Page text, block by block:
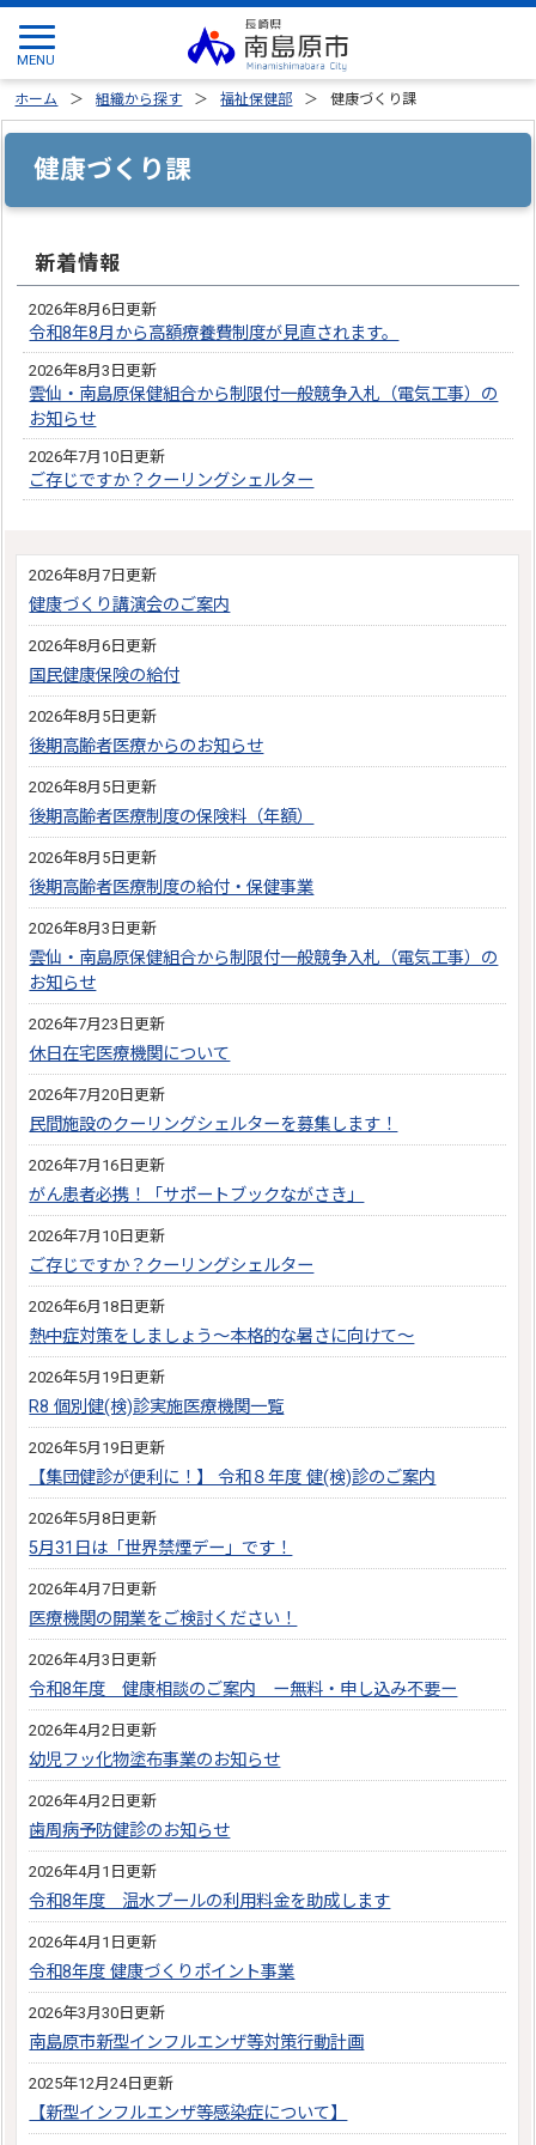
ホーム 組織から探す 福祉保健部 健康づくり課
健康づくり課
新着情報
2026年8月6日更新
令和8年8月から高額療養費制度が見直されます。
2026年8月3日更新
雲仙・南島原保健組合から制限付一般競争入札（電気工事）の
お知らせ
2026年7月10日更新
ご存じですか？クーリングシェルター
2026年8月7日更新
健康づくり講演会のご案内
2026年8月6日更新
国民健康保険の給付
2026年8月5日更新
後期高齢者医療からのお知らせ
2026年8月5日更新
後期高齢者医療制度の保険料（年額）
2026年8月5日更新
後期高齢者医療制度の給付・保健事業
2026年8月3日更新
雲仙・南島原保健組合から制限付一般競争入札（電気工事）の
お知らせ
2026年7月23日更新
休日在宅医療機関について
2026年7月20日更新
民間施設のクーリングシェルターを募集します！
2026年7月16日更新
がん患者必携！「サポートブックながさき」
2026年7月10日更新
ご存じですか？クーリングシェルター
2026年6月18日更新
熱中症対策をしましょう～本格的な暑さに向けて～
2026年5月19日更新
R8 個別健(検)診実施医療機関一覧
2026年5月19日更新
【集団健診が便利に！】 令和８年度 健(検)診のご案内
2026年5月8日更新
5月31日は「世界禁煙デー」です！
2026年4月7日更新
医療機関の開業をご検討ください！
2026年4月3日更新
令和8年度 健康相談のご案内 ー無料・申し込み不要ー
2026年4月2日更新
幼児フッ化物塗布事業のお知らせ
2026年4月2日更新
歯周病予防健診のお知らせ
2026年4月1日更新
令和8年度 温水プールの利用料金を助成します
2026年4月1日更新
令和8年度 健康づくりポイント事業
2026年3月30日更新
南島原市新型インフルエンザ等対策行動計画
2025年12月24日更新
【新型インフルエンザ等感染症について】